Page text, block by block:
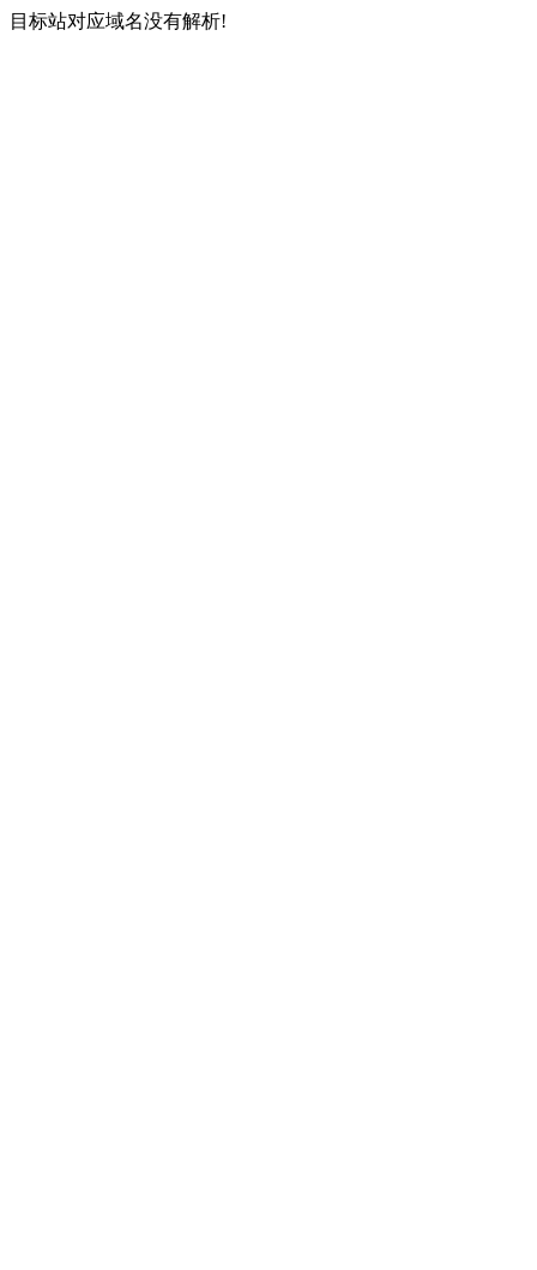
目标站对应域名没有解析!